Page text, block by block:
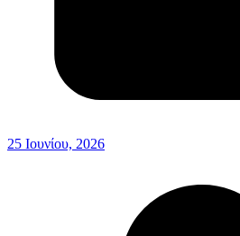
25 Ιουνίου, 2026